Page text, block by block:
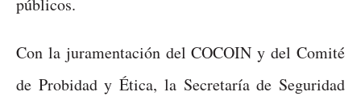
Con la juramentación del COCOIN y del Comité
de Probidad y Ética, la Secretaría de Seguridad